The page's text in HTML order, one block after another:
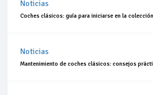
Noticias
Coches clásicos: guía para iniciarse en la colección
Noticias
Mantenimiento de coches clásicos: consejos